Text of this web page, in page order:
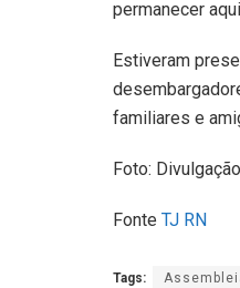
permanecer
Estiveram
familiares e
Foto: Divulgação
Fonte TJ RN
Tags: